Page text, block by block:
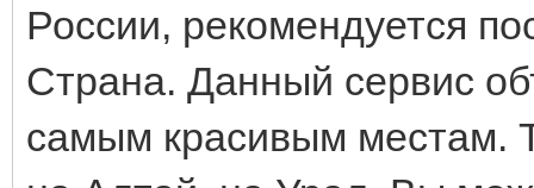
России, рекомендуется
Страна. Данный сервис
самым красивым местам.